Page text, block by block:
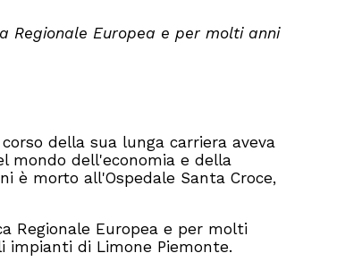
Regionale Europea e per molti anni
della sua lunga carriera aveva
mondo dell'economia e della
è morto all'Ospedale Santa Croce,
Regionale Europea e per molti
di Limone Piemonte.